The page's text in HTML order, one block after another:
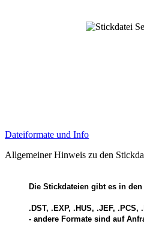
Dateiformate und Info
Allgemeiner Hinweis zu den
Die Stickdateien gibt es in den
.DST, .EXP, .HUS, .JEF, .PCS,
- andere Formate sind auf